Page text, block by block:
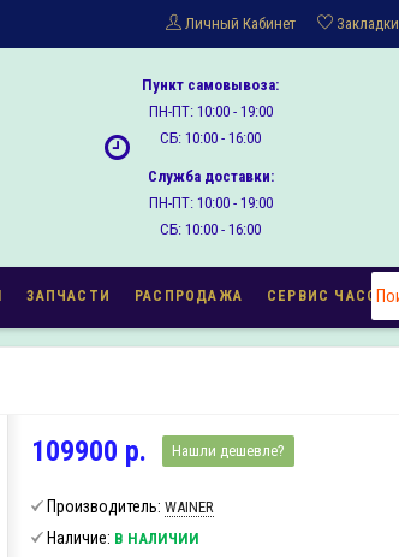
Личный Кабинет Закладки
Пункт самовывоза:
ПН-ПТ: 10:00 - 19:00
СБ: 10:00 - 16:00
Служба доставки:
ПН-ПТ: 10:00 - 19:00
СБ: 10:00 - 16:00
ЗАПЧАСТИ РАСПРОДАЖА СЕРВИС ЧАСОВ
109900 р. Нашли дешевле?
Производитель: WAINER
Наличие: В НАЛИЧИИ